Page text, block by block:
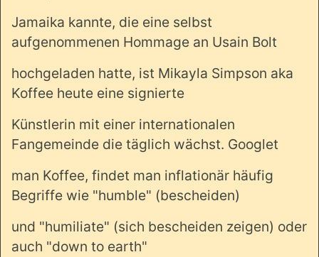
Jamaika kannte, die eine selbst
aufgenommenen Hommage an Usain Bolt
hochgeladen hatte, ist Mikayla Simpson aka
Koffee heute eine signierte
Künstlerin mit einer internationalen
Fangemeinde die täglich wächst. Googlet
man Koffee, findet man inflationär häufig
Begriffe wie "humble" (bescheiden)
und "humiliate" (sich bescheiden zeigen) oder
auch "down to earth"